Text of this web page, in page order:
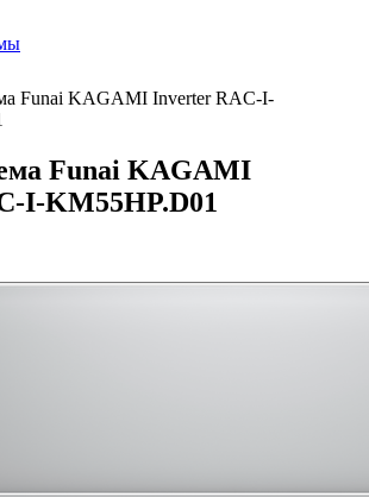
Funai KAGAMI Inverter RAC-I-
Funai KAGAMI
I-KM55HP.D01